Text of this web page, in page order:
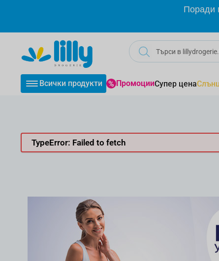
Поради
Всички продукти ПромоцииСупер цена
TypeError: Failed to fetch